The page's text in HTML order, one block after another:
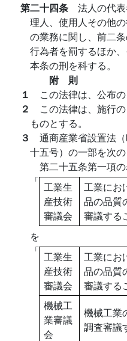
第二十四条 法人の代
理人、使用人その他
の業務に関し、前二
行為者を罰するほか
本条の刑を科する。
附 則
１ この法律は、公布の
２ この法律は、施行
ものとする。
３ 通商産業省設置法
十五号）の一部を次の
第二十五条第一項
「 工業生
産技術
審議会
工業にお
品の品質
審議する
を
「 工業生
産技術
審議会
工業にお
品の品質
審議する
機械工
業審議
会
機械工業
調査審議